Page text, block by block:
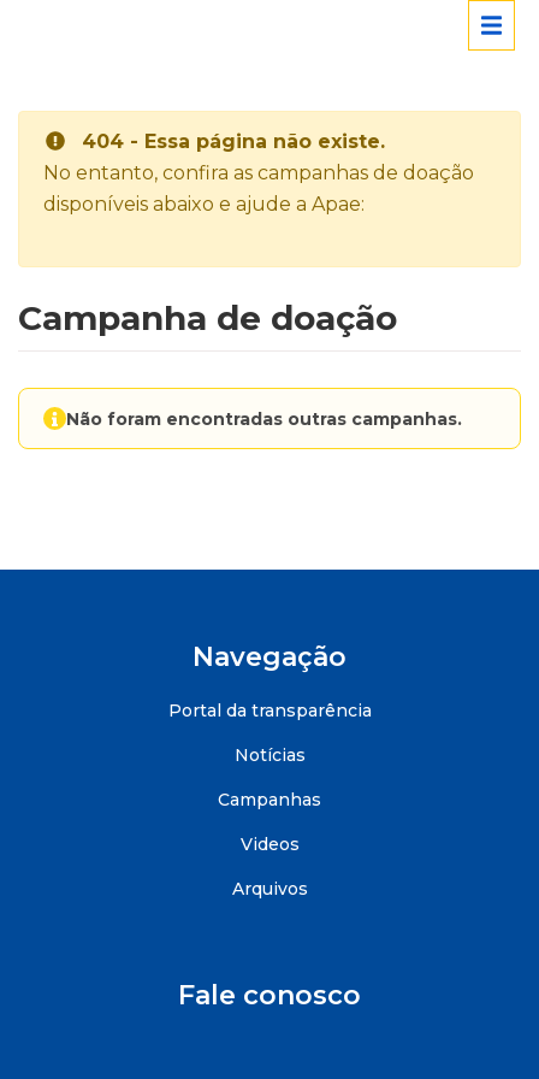
404 - Essa página não existe.
No entanto, confira as campanhas de doação
disponíveis abaixo e ajude a Apae:
Campanha de doação
Não foram encontradas outras campanhas.
Navegação
Portal da transparência
Notícias
Campanhas
Videos
Arquivos
Fale conosco